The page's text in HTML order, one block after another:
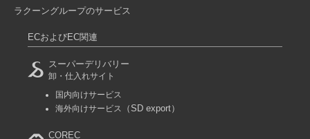
ラクーングループのサービス
ECおよびEC関連
スーパーデリバリー
卸・仕入れサイト
国内向けサービス
海外向けサービス
（SD export）
COREC